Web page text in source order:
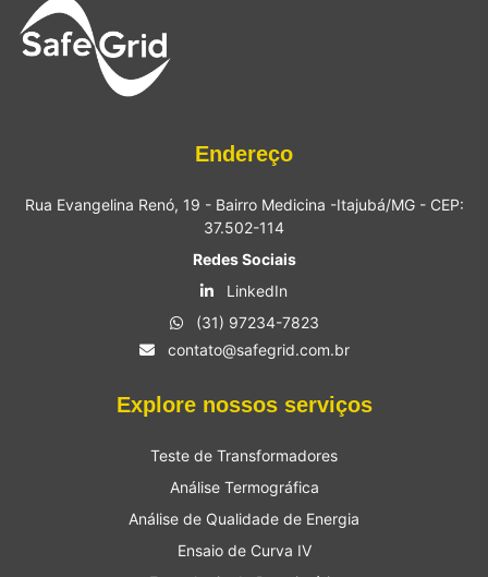
Endereço
Rua Evangelina Renó, 19 - Bairro Medicina -Itajubá/MG - CEP:
37.502-114
Redes Sociais
LinkedIn
(31) 97234-7823
contato@safegrid.com.br
Explore nossos serviços
Teste de Transformadores
Análise Termográfica
Análise de Qualidade de Energia
Ensaio de Curva IV